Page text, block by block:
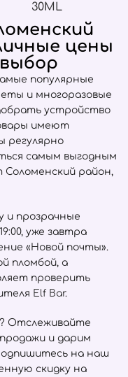
30ML
цены
популярные
и многоразовые
устройство
имеют
регулярно
самым выгодным
Соломенский район,
и прозрачные
уже завтра
«Новой почты».
пломбой, а
проверить
Elf Bar.
Отслеживайте
и дарим
на наш
скидку на